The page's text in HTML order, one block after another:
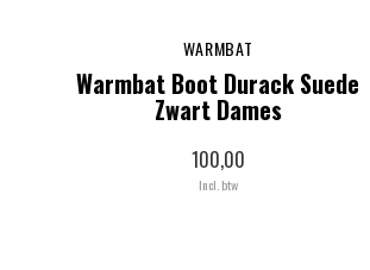
WARMBAT
Warmbat Boot Durack Suede
Zwart Dames
100,00
Incl. btw